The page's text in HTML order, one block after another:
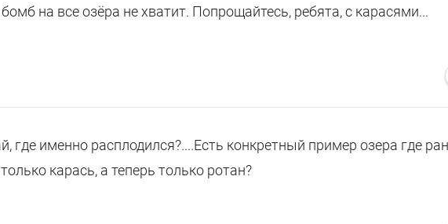
на все озёра не хватит. Попрощайтесь, ребята, с карасями...
где именно расплодился?....Есть конкретный пример озера где
карась, а теперь только ротан?